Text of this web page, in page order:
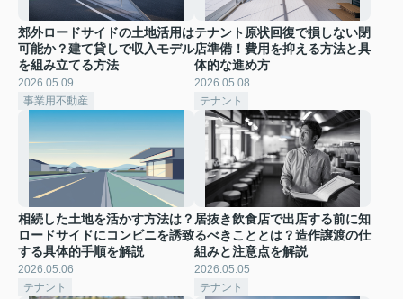
郊外ロードサイドの土地活用は
可能か？建て貸しで収入モデル
を組み立てる方法
2026.05.09
事業用不動産
テナント原状回復で損しない閉
店準備！費用を抑える方法と具
体的な進め方
2026.05.08
テナント
相続した土地を活かす方法は？
ロードサイドにコンビニを誘致
する具体的手順を解説
2026.05.06
テナント
居抜き飲食店で出店する前に知
るべきこととは？造作譲渡の仕
組みと注意点を解説
2026.05.05
テナント